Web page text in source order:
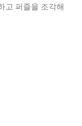
고 퍼즐을 조각해